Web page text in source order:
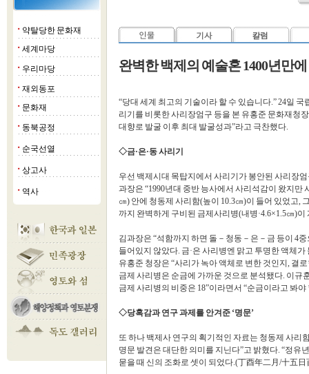
■ 약탈당한 문화재
■ 세계마당
■ 우리마당
■ 재외동포
■ 문화재
■ 동북공정
■ 순국선열
■ 상고사
■ 역사
완벽한 백제의 예술혼 1400년만에
“당대 세계 최고의 기술이라 할 수 있습니다.” 24일
리기를 비롯한 사리장엄구 등을 본 유홍준 문화재청
대향로 발굴 이후 최대 발굴성과”라고 극찬했다.
◇금·은·동 사리기
우선 백제시대 목탑지에서 사리기가 봉안된 사리장
과장은 “1990년대 중반 능사에서 사리석감이 왔지만
㎝) 안에 청동제 사리함(높이 10.3㎝)이 들어 있었고,
까지 완벽하게 구비된 금제사리병(내병·4.6×1.5㎝)이
김과장은 “석함까지 하면 돌－청동－은－금 등이 4
들어있지 않았다. 금·은 사리병엔 맑고 투명한 액체
유홍준 청장은 “사리가 녹아 액체로 변한 것인지, 결
금제 사리병은 순금에 가까운 것으로 분석됐다. 이규
금제 사리병의 비중은 18”이라면서 “순금이라고 봐야
◇당혹감과 연구 과제를 안겨준 ‘명문’
또 하나 백제사 연구의 획기적인 자료는 청동제 사리
명문 발견은 대단한 의미를 지닌다”고 밝혔다. “정유
묻을 때 신의 조화로 셋이 되었다.(丁酉年二月/十五